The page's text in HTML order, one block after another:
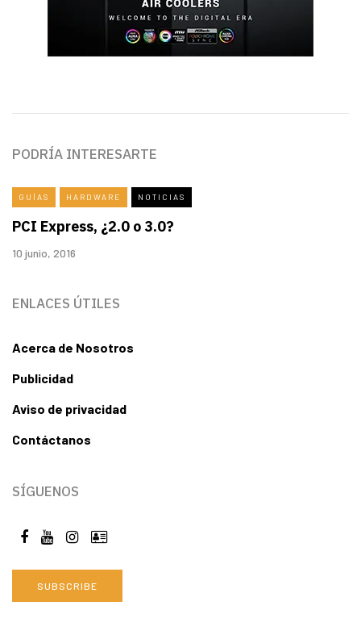
PODRÍA INTERESARTE
GUÍAS HARDWARE NOTICIAS
PCI Express, ¿2.0 o 3.0?
10 junio, 2016
ENLACES ÚTILES
Acerca de Nosotros
Publicidad
Aviso de privacidad
Contáctanos
SÍGUENOS
SUBSCRIBE